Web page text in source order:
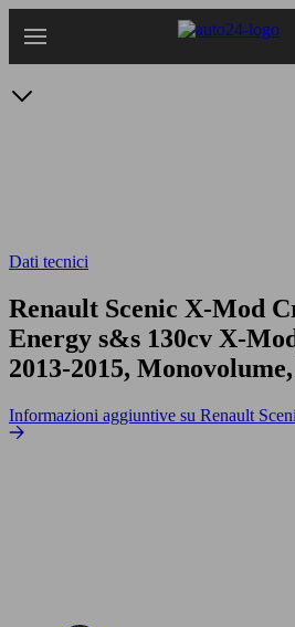
Dati tecnici
Renault Scenic X-Mod
Energy s&s 130cv X-
2013-2015,
Informazioni aggiuntive su Renault